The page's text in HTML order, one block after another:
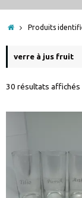
Accueil
Produits
verre à jus fruit
30 résultats affichés